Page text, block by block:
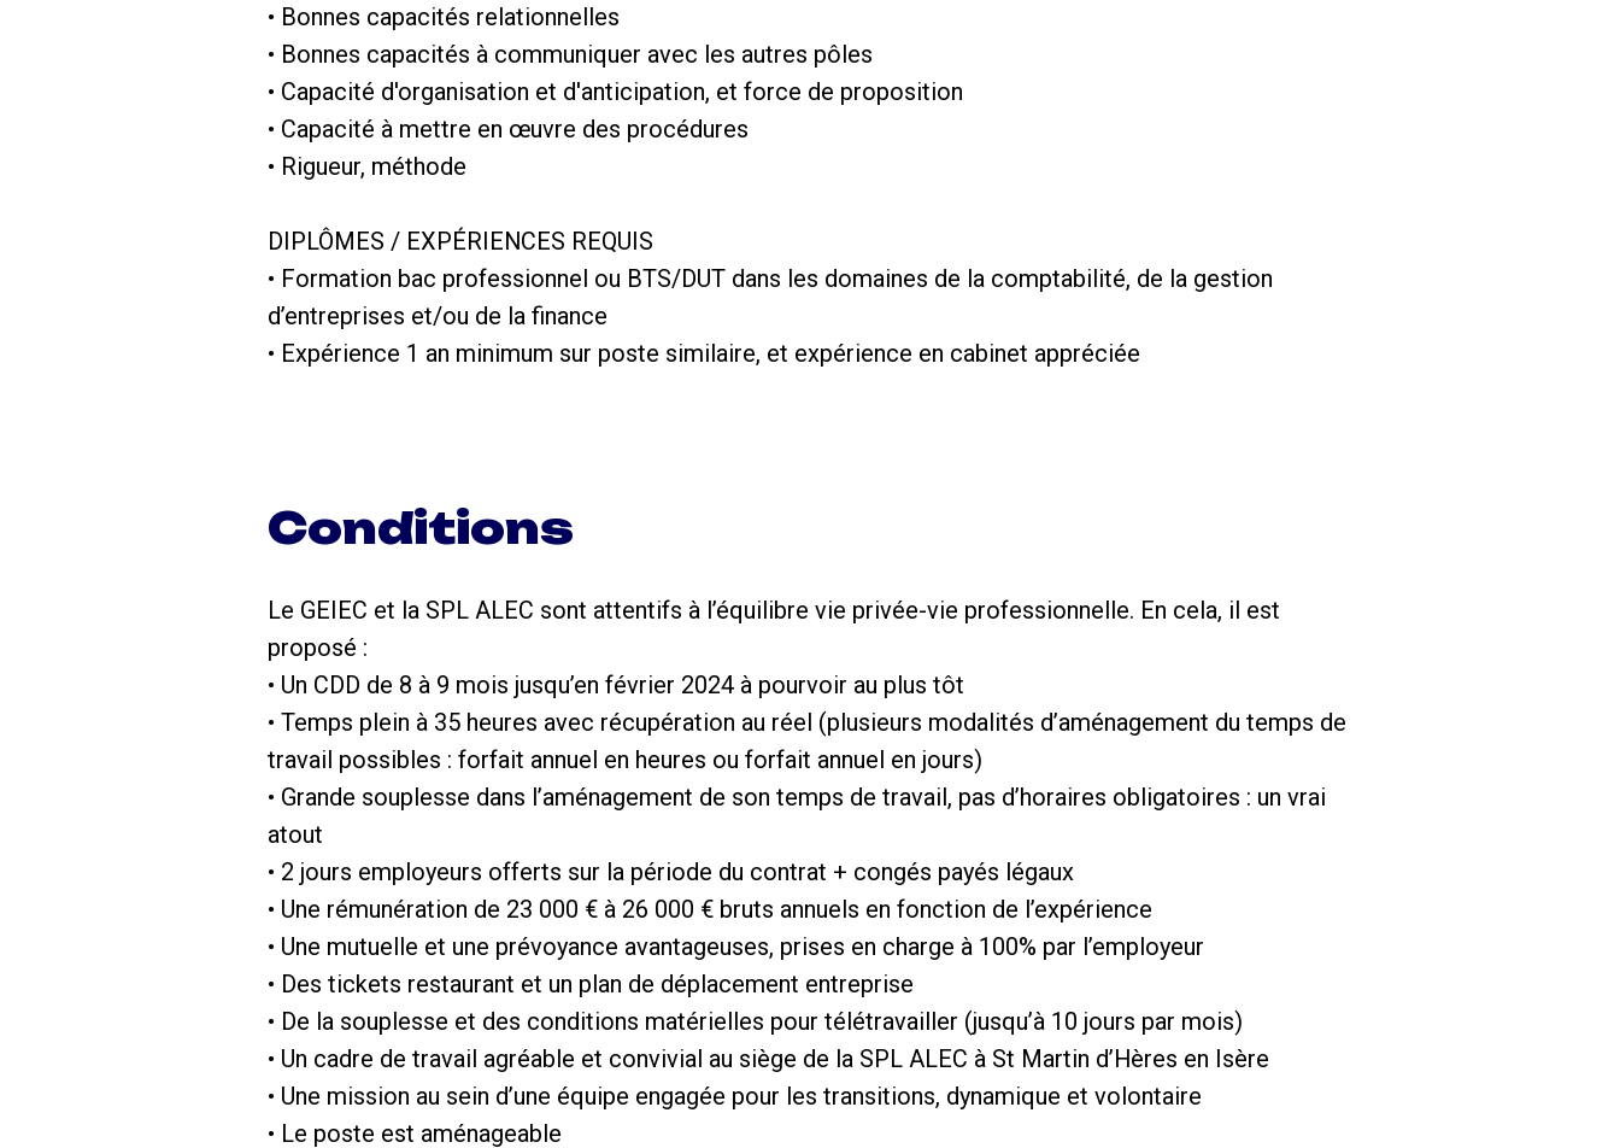
• Bonnes capacités relationnelles
• Bonnes capacités à communiquer avec les autres pôles
• Capacité d'organisation et d'anticipation, et force de proposition
• Capacité à mettre en œuvre des procédures
• Rigueur, méthode
DIPLÔMES / EXPÉRIENCES REQUIS
• Formation bac professionnel ou BTS/DUT dans les domaines de la comptabilité, de la gestion
d’entreprises et/ou de la finance
• Expérience 1 an minimum sur poste similaire, et expérience en cabinet appréciée
Conditions
Le GEIEC et la SPL ALEC sont attentifs à l’équilibre vie privée-vie professionnelle. En cela, il est
proposé :
• Un CDD de 8 à 9 mois jusqu’en février 2024 à pourvoir au plus tôt
• Temps plein à 35 heures avec récupération au réel (plusieurs modalités d’aménagement du temps de
travail possibles : forfait annuel en heures ou forfait annuel en jours)
• Grande souplesse dans l’aménagement de son temps de travail, pas d’horaires obligatoires : un vrai
atout
• 2 jours employeurs offerts sur la période du contrat + congés payés légaux
• Une rémunération de 23 000 € à 26 000 € bruts annuels en fonction de l’expérience
• Une mutuelle et une prévoyance avantageuses, prises en charge à 100% par l’employeur
• Des tickets restaurant et un plan de déplacement entreprise
• De la souplesse et des conditions matérielles pour télétravailler (jusqu’à 10 jours par mois)
• Un cadre de travail agréable et convivial au siège de la SPL ALEC à St Martin d’Hères en Isère
• Une mission au sein d’une équipe engagée pour les transitions, dynamique et volontaire
• Le poste est aménageable